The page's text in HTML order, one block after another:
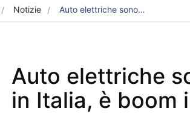
Notizie Auto elettriche sono…
Auto elettriche
in Italia, è boom